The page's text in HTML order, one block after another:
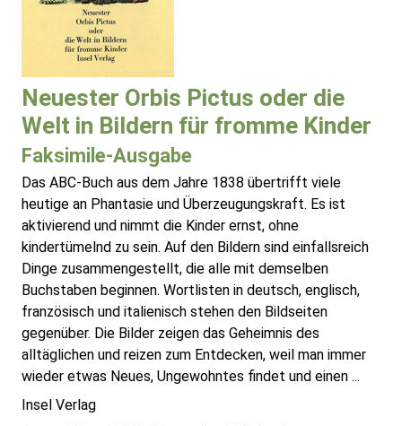
Neuester Orbis Pictus oder die
Welt in Bildern für fromme Kinder
Faksimile-Ausgabe
Das ABC-Buch aus dem Jahre 1838 übertrifft viele
heutige an Phantasie und Überzeugungskraft. Es ist
aktivierend und nimmt die Kinder ernst, ohne
kindertümelnd zu sein. Auf den Bildern sind einfallsreich
Dinge zusammengestellt, die alle mit demselben
Buchstaben beginnen. Wortlisten in deutsch, englisch,
französisch und italienisch stehen den Bildseiten
gegenüber. Die Bilder zeigen das Geheimnis des
alltäglichen und reizen zum Entdecken, weil man immer
wieder etwas Neues, Ungewohntes findet und einen ...
Insel Verlag